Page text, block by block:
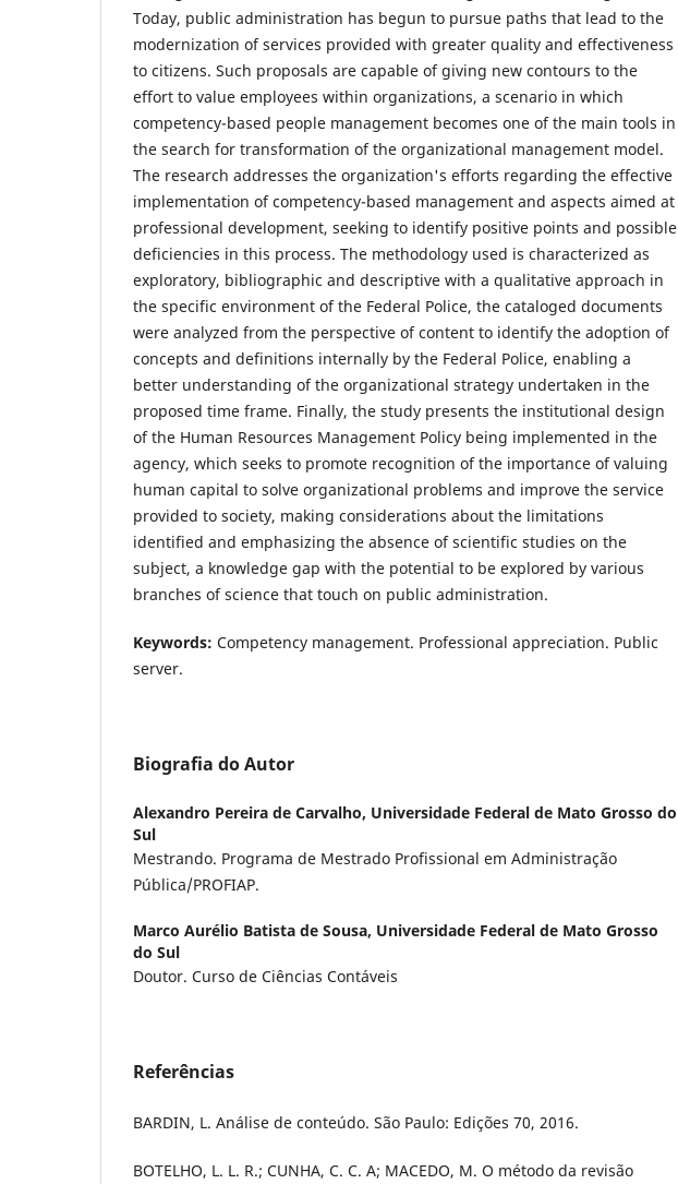
Today, public administration has begun to pursue paths that lead to the
modernization of services provided with greater quality and effectiveness
to citizens. Such proposals are capable of giving new contours to the
effort to value employees within organizations, a scenario in which
competency-based people management becomes one of the main tools in
the search for transformation of the organizational management model.
The research addresses the organization's efforts regarding the effective
implementation of competency-based management and aspects aimed at
professional development, seeking to identify positive points and possible
deficiencies in this process. The methodology used is characterized as
exploratory, bibliographic and descriptive with a qualitative approach in
the specific environment of the Federal Police, the cataloged documents
were analyzed from the perspective of content to identify the adoption of
concepts and definitions internally by the Federal Police, enabling a
better understanding of the organizational strategy undertaken in the
proposed time frame. Finally, the study presents the institutional design
of the Human Resources Management Policy being implemented in the
agency, which seeks to promote recognition of the importance of valuing
human capital to solve organizational problems and improve the service
provided to society, making considerations about the limitations
identified and emphasizing the absence of scientific studies on the
subject, a knowledge gap with the potential to be explored by various
branches of science that touch on public administration.
Keywords: Competency management. Professional appreciation. Public
server.
Biografia do Autor
Alexandro Pereira de Carvalho, Universidade Federal de Mato Grosso do
Sul
Mestrando. Programa de Mestrado Profissional em Administração
Pública/PROFIAP.
Marco Aurélio Batista de Sousa, Universidade Federal de Mato Grosso
do Sul
Doutor. Curso de Ciências Contáveis
Referências
BARDIN, L. Análise de conteúdo. São Paulo: Edições 70, 2016.
BOTELHO, L. L. R.; CUNHA, C. C. A; MACEDO, M. O método da revisão